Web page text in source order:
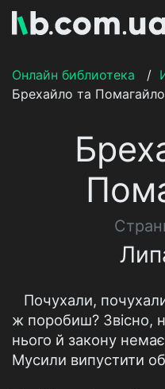
Онлайн библиотека
/
Брехайло та Помагайло
Почухали,
ж поробиш? Звісно,
нього й закону
Мусили випустити